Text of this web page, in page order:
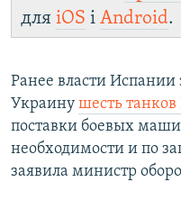
для iOS і Android.
Ранее власти Испании
Украину шесть танков
поставки боевых
необходимости и по
заявила министр